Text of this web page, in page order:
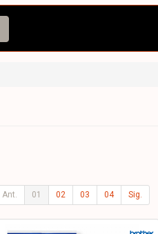
Ant. 01 02 03 04 Sig.